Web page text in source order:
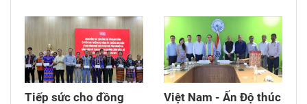
thời tặng quà cho cán bộ, chiến sĩ tham gia
công tác lấy mẫu tại đây.
Tiếp sức cho đồng Việt Nam - Ấn Độ thúc